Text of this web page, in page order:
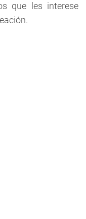
que les interese